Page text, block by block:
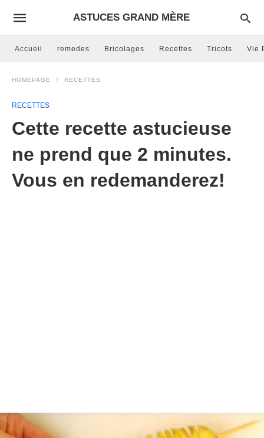
ASTUCES GRAND MÈRE
Accueil remedes Bricolages Recettes Tricots Vie
HOMEPAGE RECETTES
RECETTES
Cette recette astucieuse
ne prend que 2 minutes.
Vous en redemanderez!